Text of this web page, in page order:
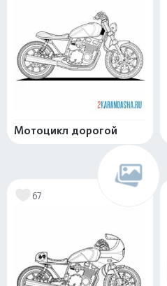
Мотоцикл дорогой
67